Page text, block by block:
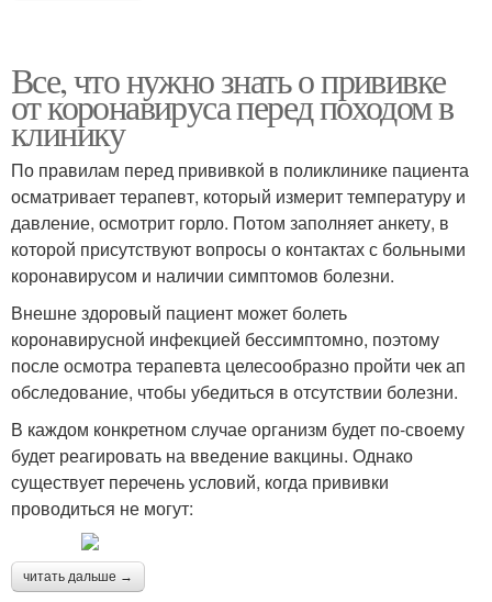
Все, что нужно знать о прививке
от коронавируса перед походом в
клинику
По правилам перед прививкой в поликлинике пациента
осматривает терапевт, который измерит температуру и
давление, осмотрит горло. Потом заполняет анкету, в
которой присутствуют вопросы о контактах с больными
коронавирусом и наличии симптомов болезни.
Внешне здоровый пациент может болеть
коронавирусной инфекцией бессимптомно, поэтому
после осмотра терапевта целесообразно пройти чек ап
обследование, чтобы убедиться в отсутствии болезни.
В каждом конкретном случае организм будет по-своему
будет реагировать на введение вакцины. Однако
существует перечень условий, когда прививки
проводиться не могут:
читать дальше →